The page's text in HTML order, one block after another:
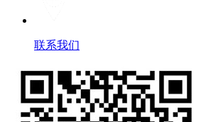
联系我们